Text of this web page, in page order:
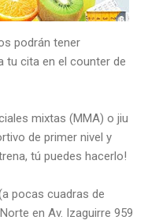
podrán tener
tu cita en el counter de
mixtas (MMA) o jiu
de primer nivel y
tú puedes hacerlo!
pocas cuadras de
en Av. Izaguirre 959